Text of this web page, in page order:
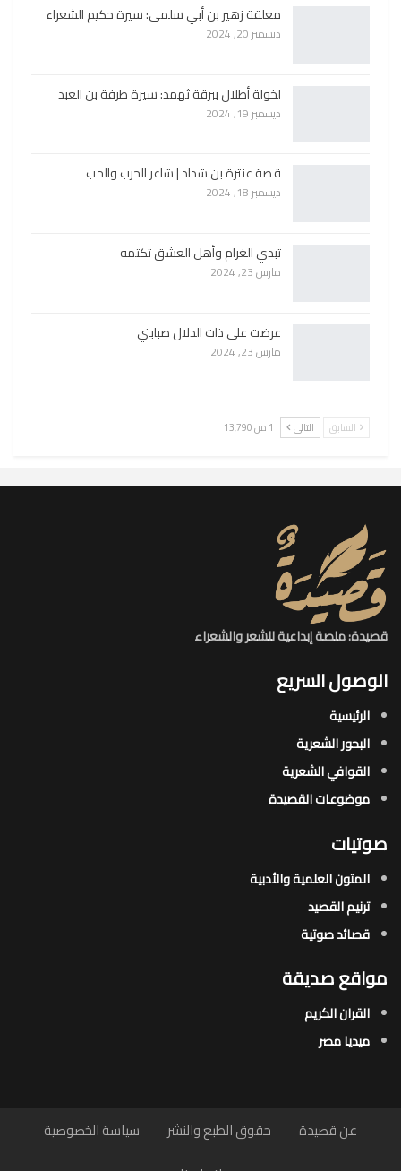
معلقة زهير بن أبي سلمى: سيرة حكيم الشعراء
ديسمبر 20, 2024
لخولة أطلال ببرقة ثهمد: سيرة طرفة بن العبد
ديسمبر 19, 2024
قصة عنترة بن شداد | شاعر الحرب والحب
ديسمبر 18, 2024
تبدي الغرام وأهل العشق تكتمه
مارس 23, 2024
عرضت على ذات الدلال صبابتي
مارس 23, 2024
السابق التالي 1 من 13٬790
قصيدة: منصة إبداعية للشعر والشعراء
الوصول السريع
الرئيسية
البحور الشعرية​
القوافي الشعرية​
موضوعات القصيدة​
صوتيات
المتون العلمية والأدبية
ترنيم القصيد
قصائد صوتية
مواقع صديقة
القران الكريم
ميديا مصر
عن قصيدة حقوق الطبع والنشر
سياسة الخصوصية